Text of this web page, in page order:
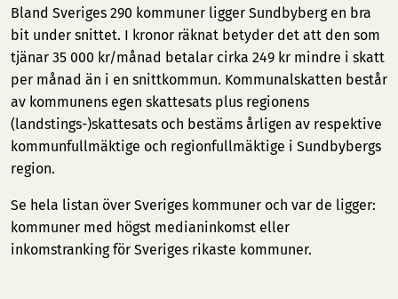
Bland Sveriges 290 kommuner ligger Sundbyberg en bra
bit under snittet. I kronor räknat betyder det att den som
tjänar 35 000 kr/månad betalar cirka 249 kr mindre i skatt
per månad än i en snittkommun. Kommunalskatten består
av kommunens egen skattesats plus regionens
(landstings-)skattesats och bestäms årligen av respektive
kommunfullmäktige och regionfullmäktige i Sundbybergs
region.
Se hela listan över Sveriges kommuner och var de ligger:
kommuner med högst medianinkomst eller
inkomstranking för Sveriges rikaste kommuner.